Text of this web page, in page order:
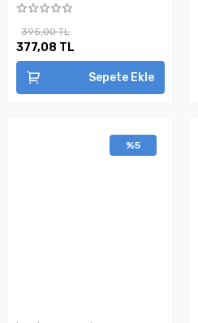
395,00 TL
377,08 TL
Sepete Ekle
%5